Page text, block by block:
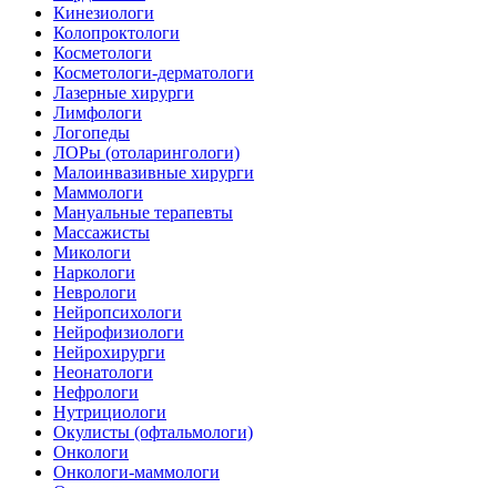
Кинезиологи
Колопроктологи
Косметологи
Косметологи-дерматологи
Лазерные хирурги
Лимфологи
Логопеды
ЛОРы (отоларингологи)
Малоинвазивные хирурги
Маммологи
Мануальные терапевты
Массажисты
Микологи
Наркологи
Неврологи
Нейропсихологи
Нейрофизиологи
Нейрохирурги
Неонатологи
Нефрологи
Нутрициологи
Окулисты (офтальмологи)
Онкологи
Онкологи-маммологи